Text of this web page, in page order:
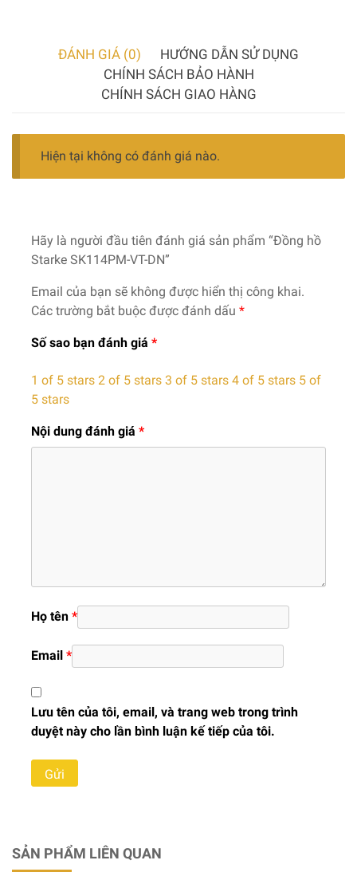
ĐÁNH GIÁ (0)
HƯỚNG DẪN SỬ DỤNG
CHÍNH SÁCH BẢO HÀNH
CHÍNH SÁCH GIAO HÀNG
Hiện tại không có đánh giá nào.
Hãy là người đầu tiên đánh giá sản phẩm “Đồng hồ
Starke SK114PM-VT-DN”
Email của bạn sẽ không được hiển thị công khai.
Các trường bắt buộc được đánh dấu *
Số sao bạn đánh giá *
1 of 5 stars 2 of 5 stars 3 of 5 stars 4 of 5 stars 5 of
5 stars
Nội dung đánh giá *
Họ tên *
Email *
Lưu tên của tôi, email, và trang web trong trình
duyệt này cho lần bình luận kế tiếp của tôi.
SẢN PHẨM LIÊN QUAN